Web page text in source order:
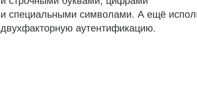
и специальными символами. А ещё
двухфакторную аутентификацию.